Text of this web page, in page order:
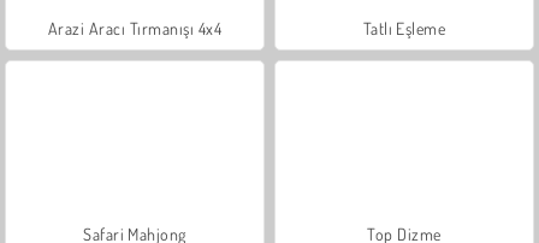
Arazi Aracı Tırmanışı 4x4 Tatlı Eşleme
Safari Mahjong Top Dizme